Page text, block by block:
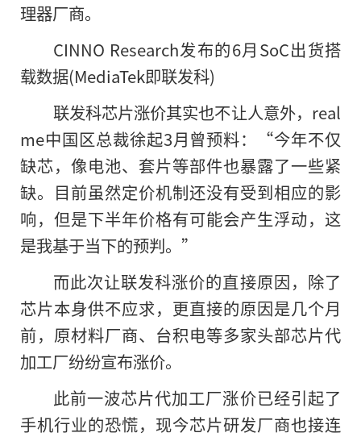
理器厂商。
CINNO Research发布的6月SoC出货搭
载数据(MediaTek即联发科)
联发科芯片涨价其实也不让人意外，real
me中国区总裁徐起3月曾预料：“今年不仅
缺芯，像电池、套片等部件也暴露了一些紧
缺。目前虽然定价机制还没有受到相应的影
响，但是下半年价格有可能会产生浮动，这
是我基于当下的预判。”
而此次让联发科涨价的直接原因，除了
芯片本身供不应求，更直接的原因是几个月
前，原材料厂商、台积电等多家头部芯片代
加工厂纷纷宣布涨价。
此前一波芯片代加工厂涨价已经引起了
手机行业的恐慌，现今芯片研发厂商也接连